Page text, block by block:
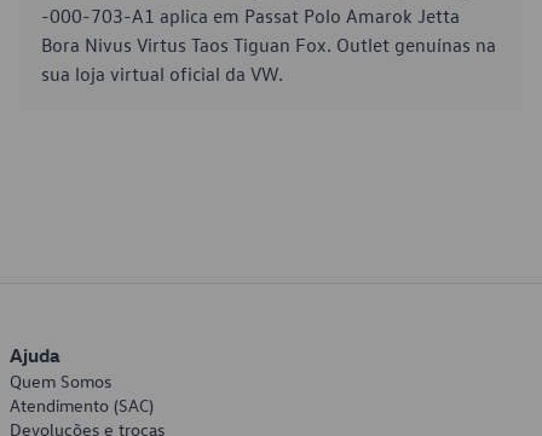
-000-703-A1 aplica em Passat Polo Amarok Jetta
Bora Nivus Virtus Taos Tiguan Fox. Outlet genuínas na
sua loja virtual oficial da VW.
Ajuda
Quem Somos
Atendimento (SAC)
Devoluções e trocas